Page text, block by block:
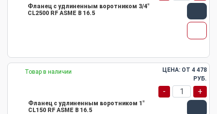
Фланец с удлиненным воротником 3/4"
CL2500 RF ASME B 16.5
Товар в наличии
Фланец с удлиненным воротником 1"
CL150 RF ASME B 16.5
ЦЕНА: ОТ 4 478
РУБ.
- +